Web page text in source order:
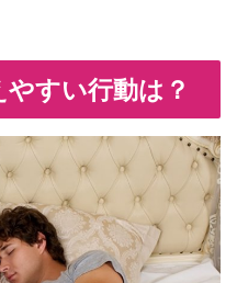
すい行動は？